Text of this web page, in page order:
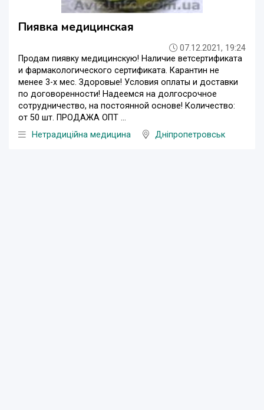
Пиявка медицинская
07.12.2021, 19:24
Продам пиявку медицинскую! Наличие ветсертификата
и фармакологического сертификата. Карантин не
менее 3-х мес. Здоровые! Условия оплаты и доставки
по договоренности! Надеемся на долгосрочное
сотрудничество, на постоянной основе! Количество:
от 50 шт. ПРОДАЖА ОПТ ...
Нетрадиційна медицина
Дніпропетровськ